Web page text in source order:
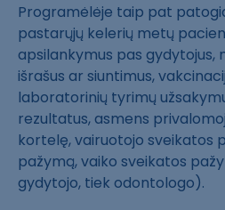
Programėlėje taip pat
pastarųjų kelerių metų
apsilankymus pas gydytojus,
išrašus ar siuntimus,
laboratorinių tyrimų
rezultatus, asmens
kortelę, vairuotojo sveikatos
pažymą, vaiko sveikatos
gydytojo, tiek odontologo).